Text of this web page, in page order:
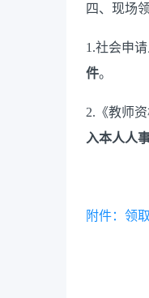
四、现场
1.社会申
件。
2.《教师
入本人人
附件：领